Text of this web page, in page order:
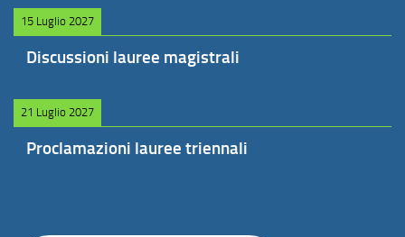
15 Luglio 2027
Discussioni lauree magistrali
21 Luglio 2027
Proclamazioni lauree triennali